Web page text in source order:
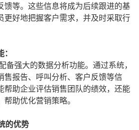
馈等。这些信息将成为后续跟进的基
更好地把握客户需求，并及时采取行
备强大的数据分析功能。通过系统，
售报告、呼叫分析、客户反馈等信
帮助企业评估销售团队的绩效，还能
助优化营销策略。
的优势